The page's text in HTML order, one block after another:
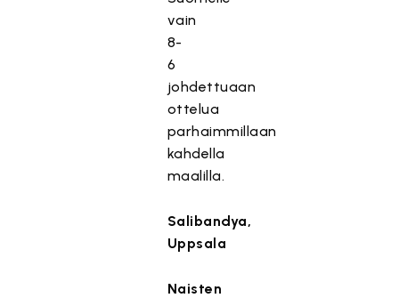
vain
8-
6
johdettuaan
ottelua
parhaimmillaan
kahdella
maalilla.
Salibandya,
Uppsala
Naisten